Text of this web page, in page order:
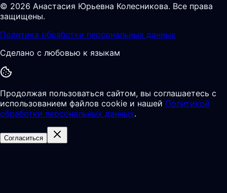
© 2026 Анастасия Юрьевна Колесникова. Все права
защищены.
Политика обработки персональных данных
Сделано с любовью к языкам
Продолжая пользоваться сайтом, вы соглашаетесь с
использованием файлов cookie и нашей Политикой
обработки персональных данных.
Согласиться